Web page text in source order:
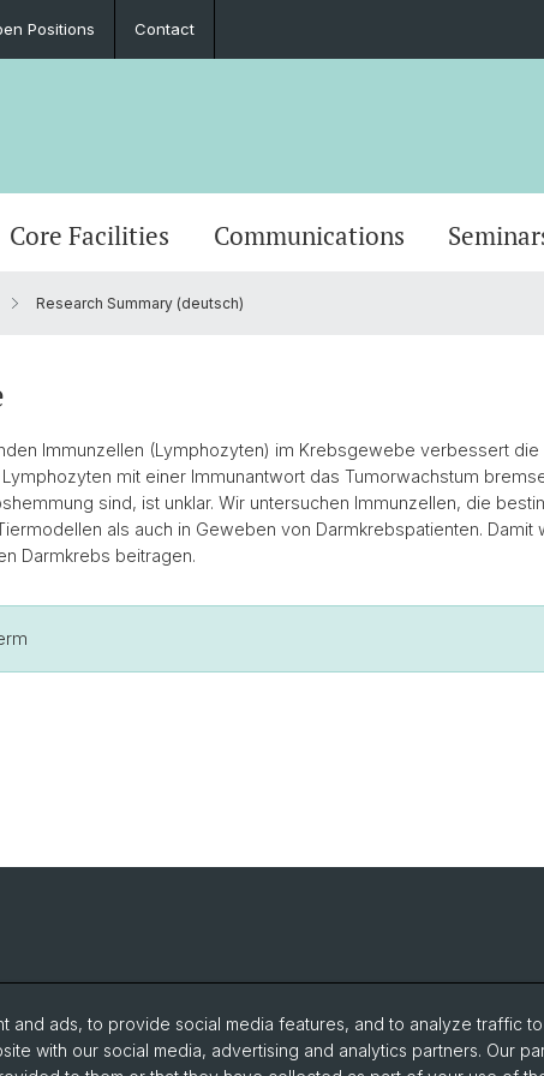
Positions Contact
Core Facilities Communications
Research Summary (deutsch)
Immunzellen (Lymphozyten) im Krebsgewebe verbessert
mit einer Immunantwort das Tumorwachstum
sind, ist unklar. Wir untersuchen Immunzellen, die
als auch in Geweben von Darmkrebspatienten. Damit
Darmkrebs beitragen.
and ads, to provide social media features, and to analyze traffic
with our social media, advertising and analytics partners. Our